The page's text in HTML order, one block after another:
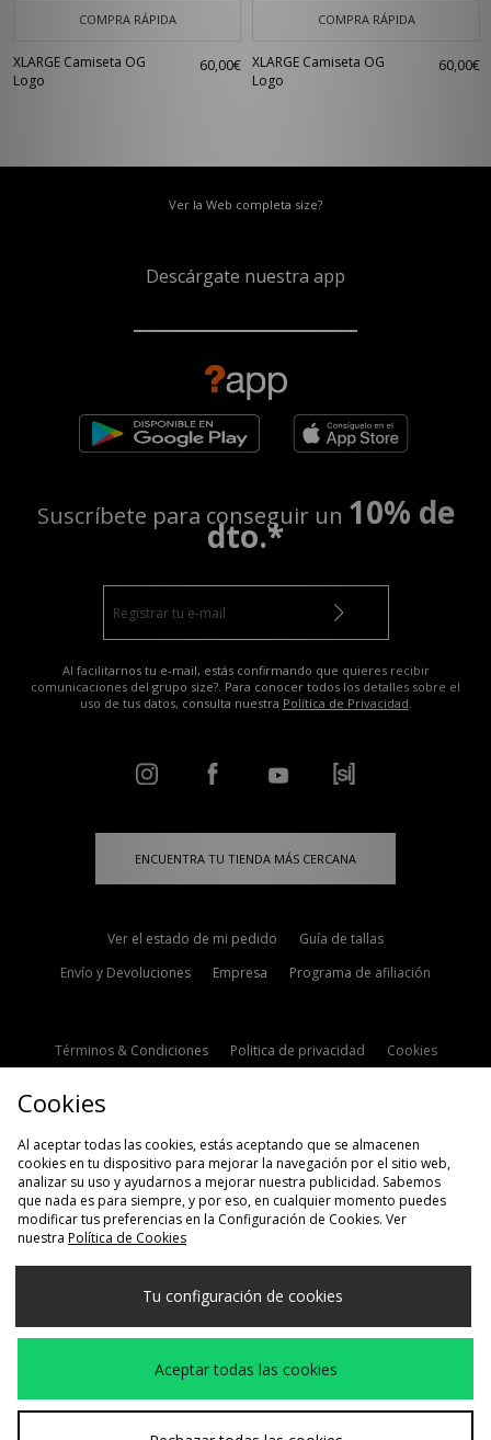
COMPRA RÁPIDA
XLARGE Camiseta OG
Logo
60,00€
COMPRA RÁPIDA
XLARGE Camiseta OG
Logo
60,00€
Ver la Web completa size?
Descárgate nuestra app
Suscríbete para conseguir un 10% de
dto.*
Al facilitarnos tu e-mail, estás confirmando que quieres recibir
comunicaciones del grupo size?. Para conocer todos los detalles sobre el
uso de tus datos, consulta nuestra Política de Privacidad.
ENCUENTRA TU TIENDA MÁS CERCANA
Ver el estado de mi pedido
Guía de tallas
Envío y Devoluciones
Empresa Programa de afiliación
Términos & Condiciones Politica de privacidad
Cookies
Selecciona País
España
Aceptamos las siguientes formas de pago
Visita nuestra página corporativa en www.jdplc.com
Cookies
Al aceptar todas las cookies, estás aceptando que se almacenen
cookies en tu dispositivo para mejorar la navegación por el sitio web,
analizar su uso y ayudarnos a mejorar nuestra publicidad. Sabemos
que nada es para siempre, y por eso, en cualquier momento puedes
modificar tus preferencias en la Configuración de Cookies. Ver
nuestra Política de Cookies
Tu configuración de cookies
Aceptar todas las cookies